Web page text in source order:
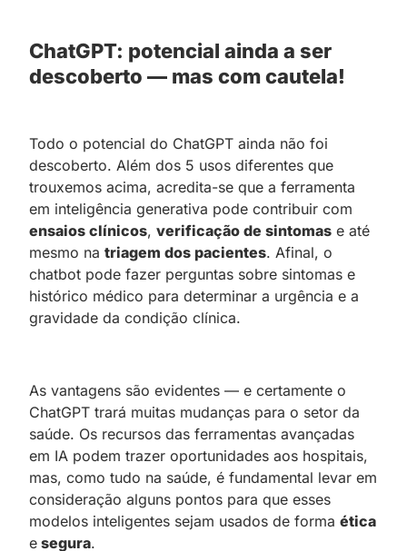
ChatGPT: potencial ainda a ser
descoberto — mas com cautela!
Todo o potencial do ChatGPT ainda não foi
descoberto. Além dos 5 usos diferentes que
trouxemos acima, acredita-se que a ferramenta
em inteligência generativa pode contribuir com
ensaios clínicos, verificação de sintomas e até
mesmo na triagem dos pacientes. Afinal, o
chatbot pode fazer perguntas sobre sintomas e
histórico médico para determinar a urgência e a
gravidade da condição clínica.
As vantagens são evidentes — e certamente o
ChatGPT trará muitas mudanças para o setor da
saúde. Os recursos das ferramentas avançadas
em IA podem trazer oportunidades aos hospitais,
mas, como tudo na saúde, é fundamental levar em
consideração alguns pontos para que esses
modelos inteligentes sejam usados de forma ética
e segura.